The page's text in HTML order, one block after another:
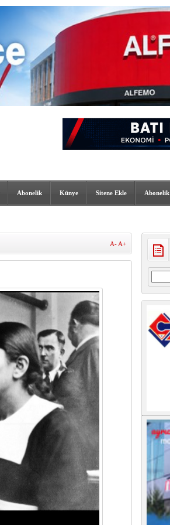
Abonelik Künye Sitene Ekle Abonelik
A- A+
Arama: